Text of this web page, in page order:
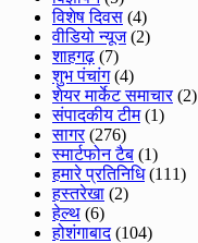
विशेष दिवस (4)
वीडियो न्यूज(2)
शाहगढ़ (7)
शुभ पंचांग(4)
शेयर मार्केट समाचार(2)
संपादकीय टीम(1)
सागर(276)
स्मार्टफोन टैब (1)
हमारे प्रतिनिधि(111)
हस्तरेखा (2)
हेल्थ (6)
होशंगाबाद(104)